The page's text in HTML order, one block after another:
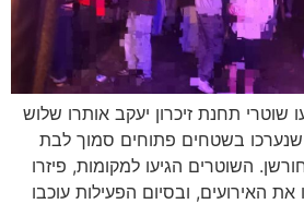
שוטרי תחנת זיכרון יעקב אותרו שלוש
בשטחים פתוחים סמוך לבת
השוטרים הגיעו למקומות, פיזרו
האירועים, ובסיום הפעילות עוכבו